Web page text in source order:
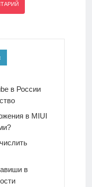
в России
в MIUI
в